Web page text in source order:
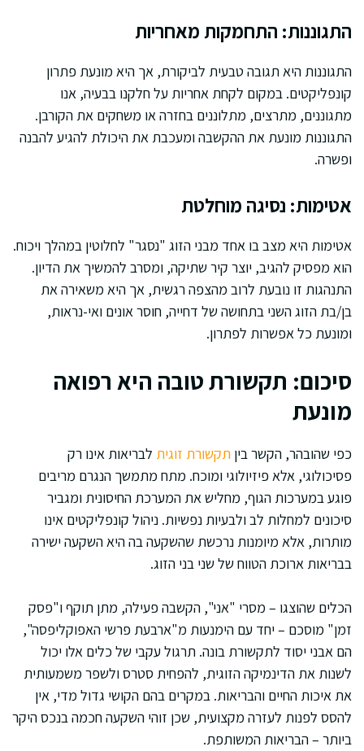
התגוננות: התחמקות מאחריות
התגוננות היא תגובה טבעית לביקורת, אך היא מונעת פתרון
קונפליקטים. במקום לקחת אחריות על חלקנו בבעיה, אנו
מתגוננים, מתרצים, מתלוננים בחזרה או משחקים את הקורבן.
התגוננות מונעת את ההקשבה ומעכבת את היכולת להגיע להבנה
ופשרה.
אטימות: נסיגה מוחלטת
אטימות היא מצב בו אחד מבני הזוג "נסגר" לחלוטין במהלך ויכוח.
הוא מפסיק להגיב, יוצר קיר שתיקה, ומסרב להמשיך את הדיון.
התנהגות זו נובעת לרוב מהצפה רגשית, אך היא משאירה את
בן/בת הזוג השני בתחושה של דחייה, חוסר אונים ואי-נראות,
ומונעת כל אפשרות לפתרון.
סיכום: תקשורת טובה היא רפואה
מונעת
כפי שהובהר, הקשר בין תקשורת זוגית לבריאות אינו רק
פסיכולוגי, אלא פיזיולוגי ומוכח. מתח מתמשך הנגרם מריבים
פוגע במערכות הגוף, מחליש את המערכת החיסונית ומגביר
סיכונים למחלות לב ולבעיות נפשיות. ניהול קונפליקטים אינו
מותרות, אלא מיומנות נרכשת שהשקעה בה היא השקעה ישירה
בבריאות ארוכת הטווח של שני בני הזוג.
הכלים שהוצגו – מסרי "אני", הקשבה פעילה, מתן תוקף ו"פסק
זמן" מוסכם – יחד עם הימנעות מ"ארבעת פרשי האפוקליפסה",
הם אבני יסוד לתקשורת בונה. תרגול עקבי של כלים אלו יכול
לשנות את הדינמיקה הזוגית, להפחית סטרס ולשפר משמעותית
את איכות החיים והבריאות. במקרים בהם הקושי גדול מדי, אין
להסס לפנות לעזרה מקצועית, שכן זוהי השקעה חכמה בנכס היקר
ביותר – הבריאות המשותפת.